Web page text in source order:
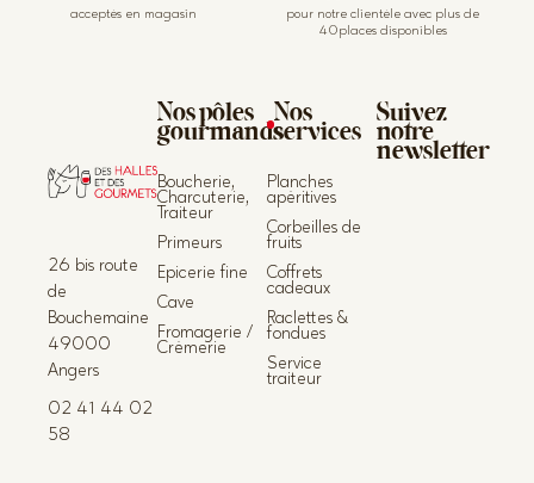
acceptés en magasin
pour notre clientèle avec plus de
40places disponibles
26 bis route
de
Bouchemaine
49000
Angers
02 41 44 02
58
Nos pôles
gourmands
Boucherie,
Charcuterie,
Traiteur
Primeurs
Epicerie fine
Cave
Fromagerie /
Crèmerie
Nos
services
Planches
apéritives
Corbeilles de
fruits
Coffrets
cadeaux
Raclettes &
fondues
Service
traiteur
Suivez
notre
newsletter